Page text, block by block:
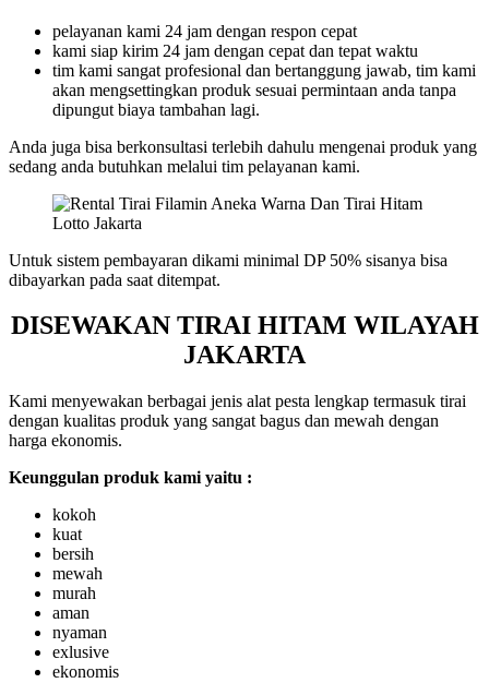
pelayanan kami 24 jam dengan respon cepat
kami siap kirim 24 jam dengan cepat dan tepat waktu
tim kami sangat profesional dan bertanggung jawab, tim kami
akan mengsettingkan produk sesuai permintaan anda tanpa
dipungut biaya tambahan lagi.
Anda juga bisa berkonsultasi terlebih dahulu mengenai produk yang
sedang anda butuhkan melalui tim pelayanan kami.
Untuk sistem pembayaran dikami minimal DP 50% sisanya bisa
dibayarkan pada saat ditempat.
DISEWAKAN TIRAI HITAM WILAYAH
JAKARTA
Kami menyewakan berbagai jenis alat pesta lengkap termasuk tirai
dengan kualitas produk yang sangat bagus dan mewah dengan
harga ekonomis.
Keunggulan produk kami yaitu :
kokoh
kuat
bersih
mewah
murah
aman
nyaman
exlusive
ekonomis